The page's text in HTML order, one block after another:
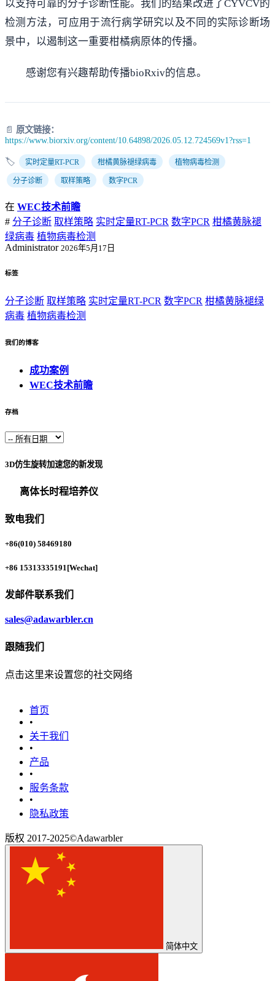
以支持可靠的分子诊断性能。我们的结果改进了CYVCV的
检测方法，可应用于流行病学研究以及不同的实际诊断场
景中，以遏制这一重要柑橘病原体的传播。
感谢您有兴趣帮助传播bioRxiv的信息。
📄 原文链接：
https://www.biorxiv.org/content/10.64898/2026.05.12.724569v1?rss=1
🏷️ 实时定量RT-PCR 柑橘黄脉褪绿病毒 植物病毒检测
分子诊断 取样策略 数字PCR
在 WEC技术前瞻
# 分子诊断 取样策略 实时定量RT-PCR 数字PCR 柑橘黄脉褪
绿病毒 植物病毒检测
Administrator 2026年5月17日
标签
分子诊断 取样策略 实时定量RT-PCR 数字PCR 柑橘黄脉褪绿
病毒 植物病毒检测
我们的博客
成功案例
WEC技术前瞻
存档
3D仿生旋转加速您的新发现
离体长时程培养仪
致电我们
+86(010) 58469180
+86 15313335191 [Wechat]
发邮件联系我们
sales@adawarbler.cn
跟随我们
点击这里来设置您的社交网络
首页
•
关于我们
•
产品
•
‎服务条款‎
•
隐私政策
版权 2017-2025©Adawarbler
简体中文